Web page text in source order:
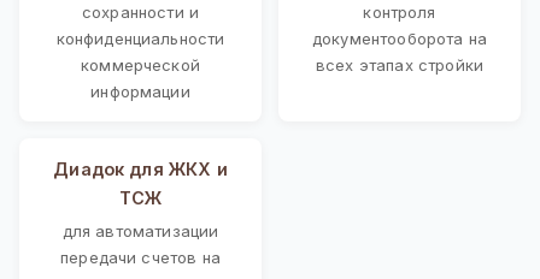
сохранности и
конфиденциальности
коммерческой
информации
контроля
документооборота на
всех этапах стройки
Диадок для ЖКХ и
ТСЖ
для автоматизации
передачи счетов на